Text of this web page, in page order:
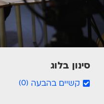
סינון בלוג
קשיים בהבעה (
0
)